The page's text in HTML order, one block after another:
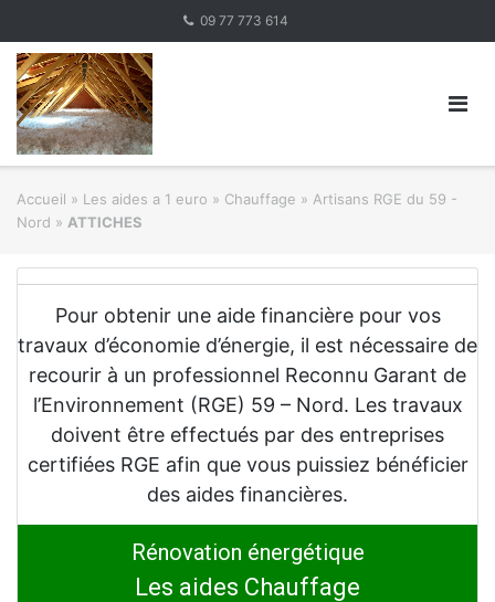
content
09 77 773 614
Accueil » Les aides a 1 euro » Chauffage » Artisans RGE du 59 -
Nord » ATTICHES
Pour obtenir une aide financière pour vos
travaux d’économie d’énergie, il est nécessaire de
recourir à un professionnel Reconnu Garant de
l’Environnement (RGE) 59 – Nord. Les travaux
doivent être effectués par des entreprises
certifiées RGE afin que vous puissiez bénéficier
des aides financières.
Rénovation énergétique
Les aides Chauffage